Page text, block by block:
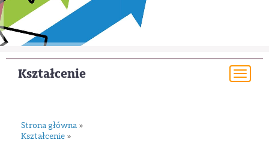
Kształcenie
Strona główna »
Kształcenie »